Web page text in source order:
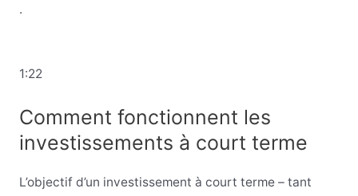
.
1:22
Comment fonctionnent les
investissements à court terme
L’objectif d’un investissement à court terme – tant